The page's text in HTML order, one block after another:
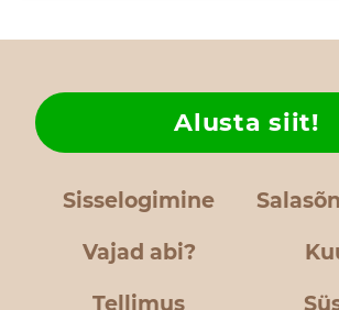
Sisselogimine
Vajad abi?
Alusta siit!
Tellimus